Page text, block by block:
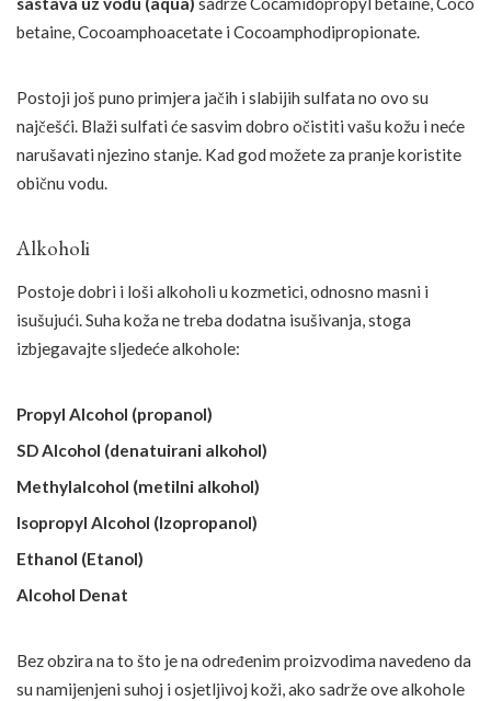
betaine, Cocoamphoacetate i Cocoamphodipropionate.
Postoji još puno primjera jačih i slabijih sulfata no ovo su
najčešći. Blaži sulfati će sasvim dobro očistiti vašu kožu i neće
narušavati njezino stanje. Kad god možete za pranje koristite
običnu vodu.
Alkoholi
Postoje dobri i loši alkoholi u kozmetici, odnosno masni i
isušujući. Suha koža ne treba dodatna isušivanja, stoga
izbjegavajte sljedeće alkohole:
Propyl Alcohol (propanol)
SD Alcohol (denatuirani alkohol)
Methylalcohol (metilni alkohol)
Isopropyl Alcohol (Izopropanol)
Ethanol (Etanol)
Alcohol Denat
Bez obzira na to što je na određenim proizvodima navedeno da
su namijenjeni suhoj i osjetljivoj koži, ako sadrže ove alkohole